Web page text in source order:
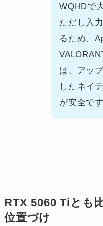
WQHDで
ただし入
るため、
は、アッ
したネイ
が安全です
RTX 5060 Tiとも
位置づけ